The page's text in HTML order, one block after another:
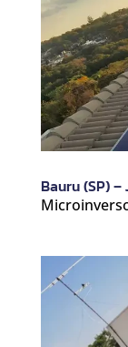
Bauru (SP)